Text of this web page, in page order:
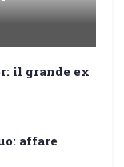
il grande ex
affare